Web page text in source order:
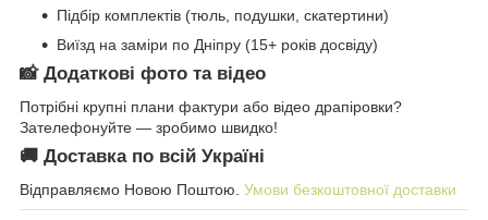
Підбір комплектів (тюль, подушки, скатертини)
Виїзд на заміри по Дніпру (15+ років досвіду)
📸 Додаткові фото та відео
Потрібні крупні плани фактури або відео драпіровки?
Зателефонуйте — зробимо швидко!
🚚 Доставка по всій Україні
Відправляємо Новою Поштою. Умови безкоштовної доставки